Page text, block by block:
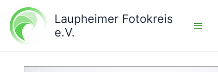
Inhalt
springen
Laupheimer Fotokreis
e.V.